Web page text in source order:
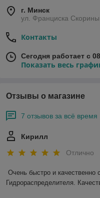
г. Минск
ул. Франциска
Контакты
Сегодня работает с
Показать весь
Отзывы о магазине
7 отзывов за всё время
Кирилл
Отлично
Очень быстро и качественно
Гидрораспределителя.